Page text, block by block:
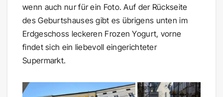
wenn auch nur für ein Foto. Auf der Rückseite
des Geburtshauses gibt es übrigens unten im
Erdgeschoss leckeren Frozen Yogurt, vorne
findet sich ein liebevoll eingerichteter
Supermarkt.